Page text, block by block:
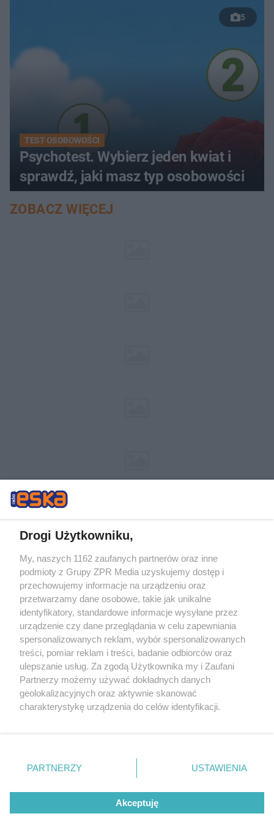
5
TEST OSOBOWOŚCI
Psychotest. Wybierz jeden kwiat i
sprawdź, jaki masz typ osobowości
ZOBACZ WIĘCEJ
Żaden utwór zamieszczony w serwisie nie może być powielany i
rozpowszechniany lub dalej rozpowszechniany w jakikolwiek sposób (w
tym także elektroniczny lub mechaniczny) na jakimkolwiek polu
eksploatacji w jakiejkolwiek formie, włącznie z umieszczaniem w
Internecie bez pisemnej zgody właściciela praw. Jakiekolwiek użycie lub
wykorzystanie utworów w całości lub w części z naruszeniem prawa,
tzn. bez właściwej zgody, jest zabronione pod groźbą kary i może być
ścigane prawnie.
© 2026 Grupa ZPR Media
Drogi Użytkowniku,
My, naszych 1162 zaufanych partnerów oraz inne
podmioty z Grupy ZPR Media uzyskujemy dostęp i
przechowujemy informacje na urządzeniu oraz
przetwarzamy dane osobowe, takie jak unikalne
identyfikatory, standardowe informacje wysyłane przez
urządzenie czy dane przeglądania w celu zapewniania
spersonalizowanych reklam, wybór spersonalizowanych
treści, pomiar reklam i treści, badanie odbiorców oraz
ulepszanie usług. Za zgodą Użytkownika my i Zaufani
Partnerzy możemy używać dokładnych danych
geolokalizacyjnych oraz aktywnie skanować
charakterystykę urządzenia do celów identyfikacji.
zmienić/wycofać klikając przycisk ustawień prywatności
znajdujący się w lewym dolnym rogu strony
rodzaje przetwarzania danych nie wymagają zgody
użytkownika, ale masz prawo sprzeciwić się takiemu
przetwarzaniu. Preferencje będą miały zastosowanie tylko
PARTNERZY USTAWIENIA
Akceptuję